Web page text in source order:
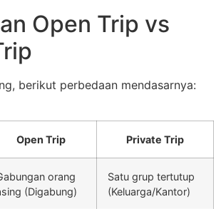
Open Trip vs
berikut perbedaan mendasarnya:
Open Trip Private Trip
orang
(Digabung)
Satu grup tertutup
(Keluarga/Kantor)